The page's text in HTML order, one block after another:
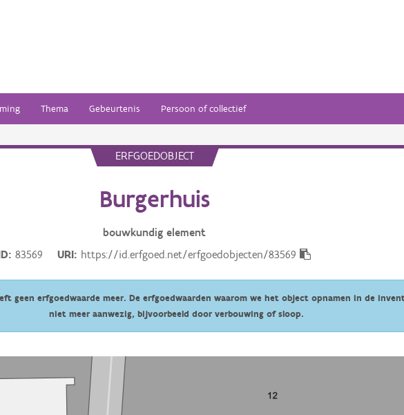
Thema Gebeurtenis Persoon of collectief
ERFGOEDOBJECT
Burgerhuis
bouwkundig element
83569 URI https://id.erfgoed.net/erfgoedobjecten/83569
geen erfgoedwaarde meer. De erfgoedwaarden waarom we het object opnamen in de
niet meer aanwezig, bijvoorbeeld door verbouwing of sloop.